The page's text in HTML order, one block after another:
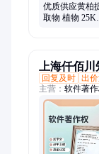
优质供应黄柏
取物 植物 25KG/
上海仟佰
回复及时 出
主营： 软件著